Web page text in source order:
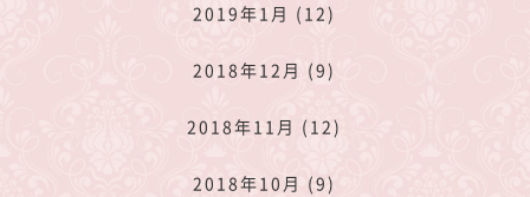
2019年1月 (12)
2018年12月 (9)
2018年11月 (12)
2018年10月 (9)